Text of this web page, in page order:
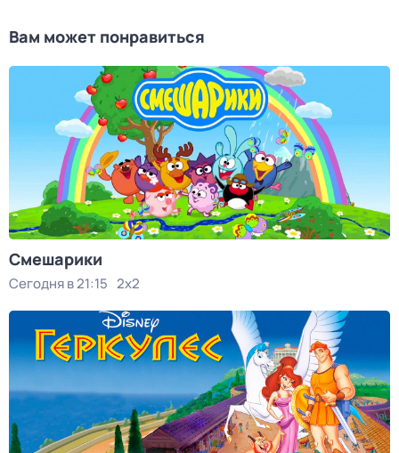
Вам может понравиться
Смешарики
Сегодня в 21:15 2x2